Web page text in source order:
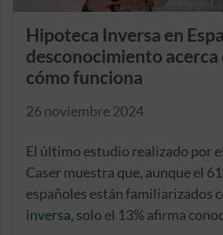
Hipoteca Inversa en
desconocimiento acerca
cómo funciona
26 noviembre 2024
El último estudio realizado por
Caser muestra que, aunque el
españoles están familiarizados
inversa, solo el 13% afirma